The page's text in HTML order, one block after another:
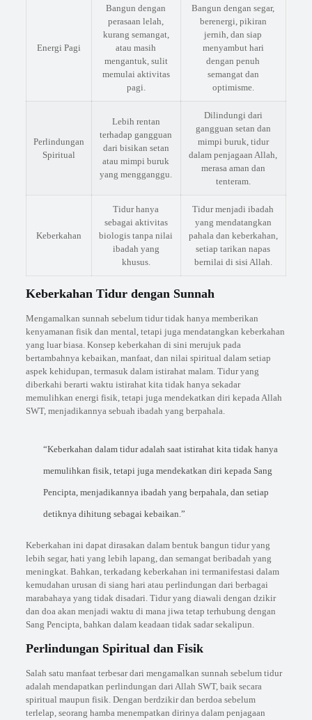
Energi Pagi
Bangun dengan
perasaan lelah,
kurang semangat,
atau masih
mengantuk, sulit
memulai aktivitas
pagi.
Bangun dengan segar,
berenergi, pikiran
jernih, dan siap
menyambut hari
dengan penuh
semangat dan
optimisme.
Perlindungan
Spiritual
Lebih rentan
terhadap gangguan
dari bisikan setan
atau mimpi buruk
yang mengganggu.
Dilindungi dari
gangguan setan dan
mimpi buruk, tidur
dalam penjagaan Allah,
merasa aman dan
tenteram.
Keberkahan
Tidur hanya
sebagai aktivitas
biologis tanpa nilai
ibadah yang
khusus.
Tidur menjadi ibadah
yang mendatangkan
pahala dan keberkahan,
setiap tarikan napas
bernilai di sisi Allah.
Keberkahan Tidur dengan Sunnah
Mengamalkan sunnah sebelum tidur tidak hanya memberikan
kenyamanan fisik dan mental, tetapi juga mendatangkan keberkahan
yang luar biasa. Konsep keberkahan di sini merujuk pada
bertambahnya kebaikan, manfaat, dan nilai spiritual dalam setiap
aspek kehidupan, termasuk dalam istirahat malam. Tidur yang
diberkahi berarti waktu istirahat kita tidak hanya sekadar
memulihkan energi fisik, tetapi juga mendekatkan diri kepada Allah
SWT, menjadikannya sebuah ibadah yang berpahala.
“Keberkahan dalam tidur adalah saat istirahat kita tidak hanya
memulihkan fisik, tetapi juga mendekatkan diri kepada Sang
Pencipta, menjadikannya ibadah yang berpahala, dan setiap
detiknya dihitung sebagai kebaikan.”
Keberkahan ini dapat dirasakan dalam bentuk bangun tidur yang
lebih segar, hati yang lebih lapang, dan semangat beribadah yang
meningkat. Bahkan, terkadang keberkahan ini termanifestasi dalam
kemudahan urusan di siang hari atau perlindungan dari berbagai
marabahaya yang tidak disadari. Tidur yang diawali dengan dzikir
dan doa akan menjadi waktu di mana jiwa tetap terhubung dengan
Sang Pencipta, bahkan dalam keadaan tidak sadar sekalipun.
Perlindungan Spiritual dan Fisik
Salah satu manfaat terbesar dari mengamalkan sunnah sebelum tidur
adalah mendapatkan perlindungan dari Allah SWT, baik secara
spiritual maupun fisik. Dengan berdzikir dan berdoa sebelum
terlelap, seorang hamba menempatkan dirinya dalam penjagaan